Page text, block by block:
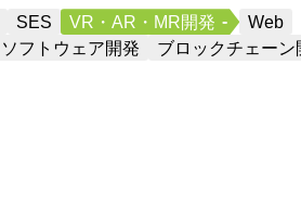
SES VR・AR・MR開発
Web
ソフトウェア開発
ブロックチェーン